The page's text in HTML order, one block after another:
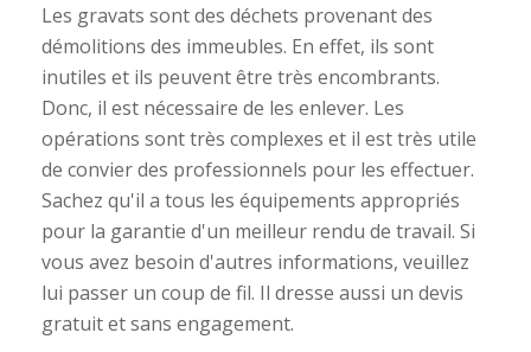
Les gravats sont des déchets provenant des
démolitions des immeubles. En effet, ils sont
inutiles et ils peuvent être très encombrants.
Donc, il est nécessaire de les enlever. Les
opérations sont très complexes et il est très utile
de convier des professionnels pour les effectuer.
Sachez qu'il a tous les équipements appropriés
pour la garantie d'un meilleur rendu de travail. Si
vous avez besoin d'autres informations, veuillez
lui passer un coup de fil. Il dresse aussi un devis
gratuit et sans engagement.